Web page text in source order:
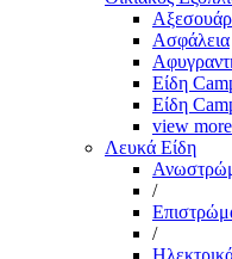
Ασφάλεια
Είδη
Είδη
view more
Λευκά Είδη
/
/